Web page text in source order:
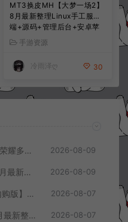
MT3换皮MH【大梦一场2】
8月最新整理Linux手工服务
端+源码+管理后台+安卓苹
果双端+详细搭建教程+视频
教程
手游资源
冷雨泽ღ 30
卡牌回合手游【火影忍者-黑金荣耀多区跨服平台币内购版】8月最新整理Linux手工服务端+CDK授权后台+安卓+详细搭建教程+视频教程 2026-08-09
三网H5游戏【萌斗三国H5】8月最新整理Win一键服务端+GM充值后台+简易安卓客户端+详细搭建教程+视频教程 2026-08-09
三网H5游戏【九州长生衍H5内购版】8月最新整理Linux手工服务端+管理后台+GM授权后台+简易安卓客户端+详细搭建教程+视频教程 2026-08-07
MT3换皮MH【大梦一场2】8月最新整理Linux手工服务端+源码+管理后台+安卓苹果双端+详细搭建教程+视频教程 2026-08-07